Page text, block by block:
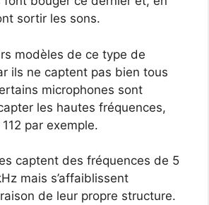
sortir les sons.
modèles de ce type de
ils ne captent pas bien tous
microphones sont
les hautes fréquences,
112 par exemple.
captent des fréquences de 5
mais s’affaiblissent
de leur propre structure.